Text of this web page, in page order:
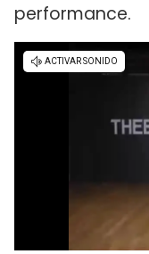
performance.